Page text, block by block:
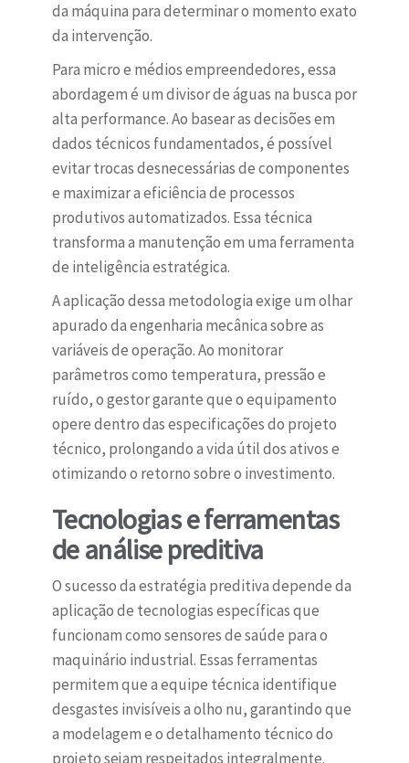
da máquina para determinar o momento exato
da intervenção.
Para micro e médios empreendedores, essa
abordagem é um divisor de águas na busca por
alta performance. Ao basear as decisões em
dados técnicos fundamentados, é possível
evitar trocas desnecessárias de componentes
e maximizar a eficiência de processos
produtivos automatizados. Essa técnica
transforma a manutenção em uma ferramenta
de inteligência estratégica.
A aplicação dessa metodologia exige um olhar
apurado da engenharia mecânica sobre as
variáveis de operação. Ao monitorar
parâmetros como temperatura, pressão e
ruído, o gestor garante que o equipamento
opere dentro das especificações do projeto
técnico, prolongando a vida útil dos ativos e
otimizando o retorno sobre o investimento.
Tecnologias e ferramentas
de análise preditiva
O sucesso da estratégia preditiva depende da
aplicação de tecnologias específicas que
funcionam como sensores de saúde para o
maquinário industrial. Essas ferramentas
permitem que a equipe técnica identifique
desgastes invisíveis a olho nu, garantindo que
a modelagem e o detalhamento técnico do
projeto sejam respeitados integralmente.